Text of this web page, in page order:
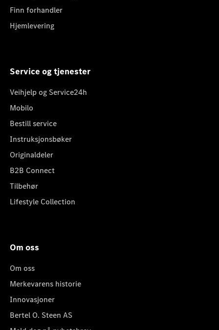
Finn forhandler
Hjemlevering
Service og tjenester
Veihjelp og Service24h
Mobilo
Bestill service
Instruksjonsbøker
Originaldeler
B2B Connect
Tilbehør
Lifestyle Collection
Om oss
Om oss
Merkevarens historie
Innovasjoner
Bertel O. Steen AS